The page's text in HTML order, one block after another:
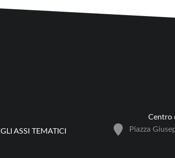
ASSI TEMATICI
Centro
Piazza